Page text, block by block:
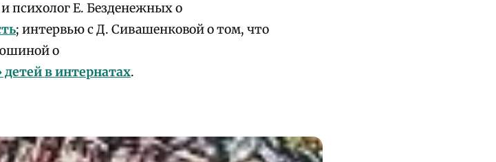
психолог Е. Безденежных о
; интервью с Д. Сивашенковой о том, что
о
в интернатах.